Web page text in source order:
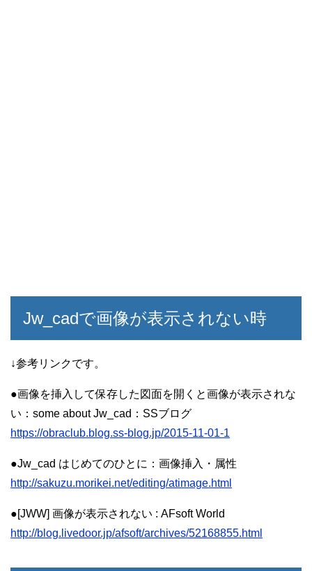
Jw_cadで画像が表示されない時
↓参考リンクです。
●画像を挿入して保存した図面を開くと画像が表示されな
い：some about Jw_cad：SSブログ
https://obraclub.blog.ss-blog.jp/2015-11-01-1
●Jw_cad はじめてのひとに：画像挿入・属性
http://sakuzu.morikei.net/editing/atimage.html
●[JWW] 画像が表示されない : AFsoft World
http://blog.livedoor.jp/afsoft/archives/52168855.html